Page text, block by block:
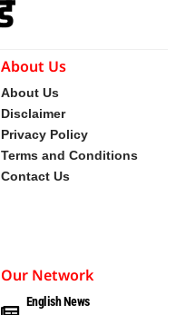
About Us
About Us
Disclaimer
Privacy Policy
Terms and Conditions
Contact Us
Our Network
English News